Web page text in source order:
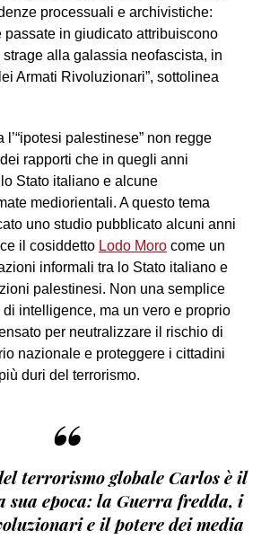
processuali e archivistiche:
passate in giudicato attribuiscono
alla galassia neofascista, in
Armati Rivoluzionari”, sottolinea
palestinese” non regge
rapporti che in quegli anni
Stato italiano e alcune
mediorientali. A questo tema
uno studio pubblicato alcuni anni
il cosiddetto Lodo Moro come un
informali tra lo Stato italiano e
palestinesi. Non una semplice
intelligence, ma un vero e proprio
per neutralizzare il rischio di
nazionale e proteggere i cittadini
duri del terrorismo.
“
terrorismo globale Carlos è il
sua epoca: la Guerra fredda, i
e il potere dei media